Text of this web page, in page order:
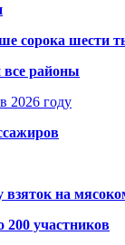
сорока шести
все районы
2026 году
на
200 участников